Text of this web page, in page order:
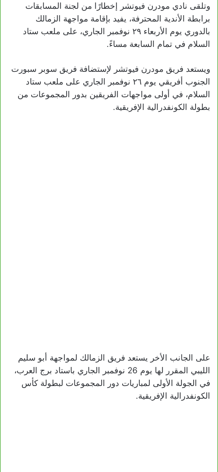
وتلقى نادي مودرن فيوتشر إخطارًا من لجنة المسابقات
برابطة الأندية المحترفة، يفيد بإقامة مواجهة الزمالك
بالدوري يوم الأربعاء ٢٩ نوفمبر الجاري، على ملعب ستاد
السلام في تمام السابعة مساءً.
ويستعد فريق مودرن فيوتشر لإستضافة فريق سوبر سبورت
الجنوب أفريقي يوم ٢٦ نوفمبر الجاري على ملعب ستاد
السلام، في أولى مواجهات الفريقين بدور المجموعات من
بطولة الكونفدرالية الإفريقية.
على الجانب الأخر يستعد فريق الزمالك لمواجهة أبو سليم
الليبي المقرر لها يوم 26 نوفمبر الجاري باستاد برج العرب،
في الجولة الأولى لمباريات دور المجموعات لبطولة كأس
الكونفدرالية الإفريقية.